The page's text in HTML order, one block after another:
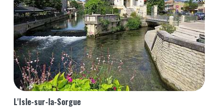
L'Isle-sur-la-Sorgue